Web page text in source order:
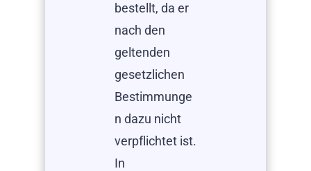
bestellt, da er
nach den
geltenden
gesetzlichen
Bestimmunge
n dazu nicht
verpflichtet ist.
In